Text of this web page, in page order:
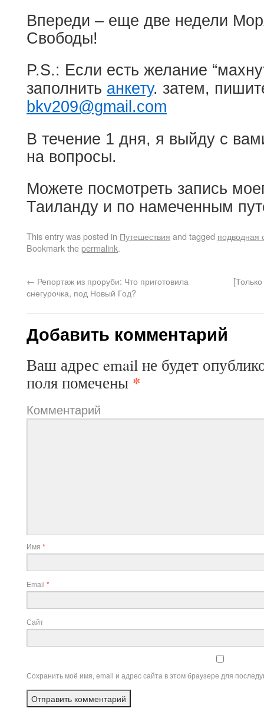
Впереди – еще две недели
Свободы!
P.S.: Если есть желание
заполнить анкету. затем,
bkv209@gmail.com
В течение 1 дня, я выйду с
на вопросы.
Можете посмотреть запись
Таиланду и по намеченным
This entry was posted in Путешествия and tagged подводная
Bookmark thepermalink.
← Репортаж из проруби: Что приготовила
снегурочка, под Новый Год?
Добавить комментарий
Ваш адрес email не будет
поля помечены *
Комментарий
Имя *
Email *
Сайт
Сохранить моё имя, email и адрес сайта в этом браузере для